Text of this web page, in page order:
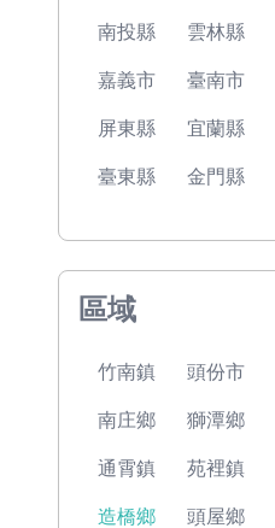
南投縣 雲林縣
嘉義市 臺南市
屏東縣 宜蘭縣
臺東縣 金門縣
區域
竹南鎮 頭份市
南庄鄉 獅潭鄉
通霄鎮 苑裡鎮
造橋鄉 頭屋鄉